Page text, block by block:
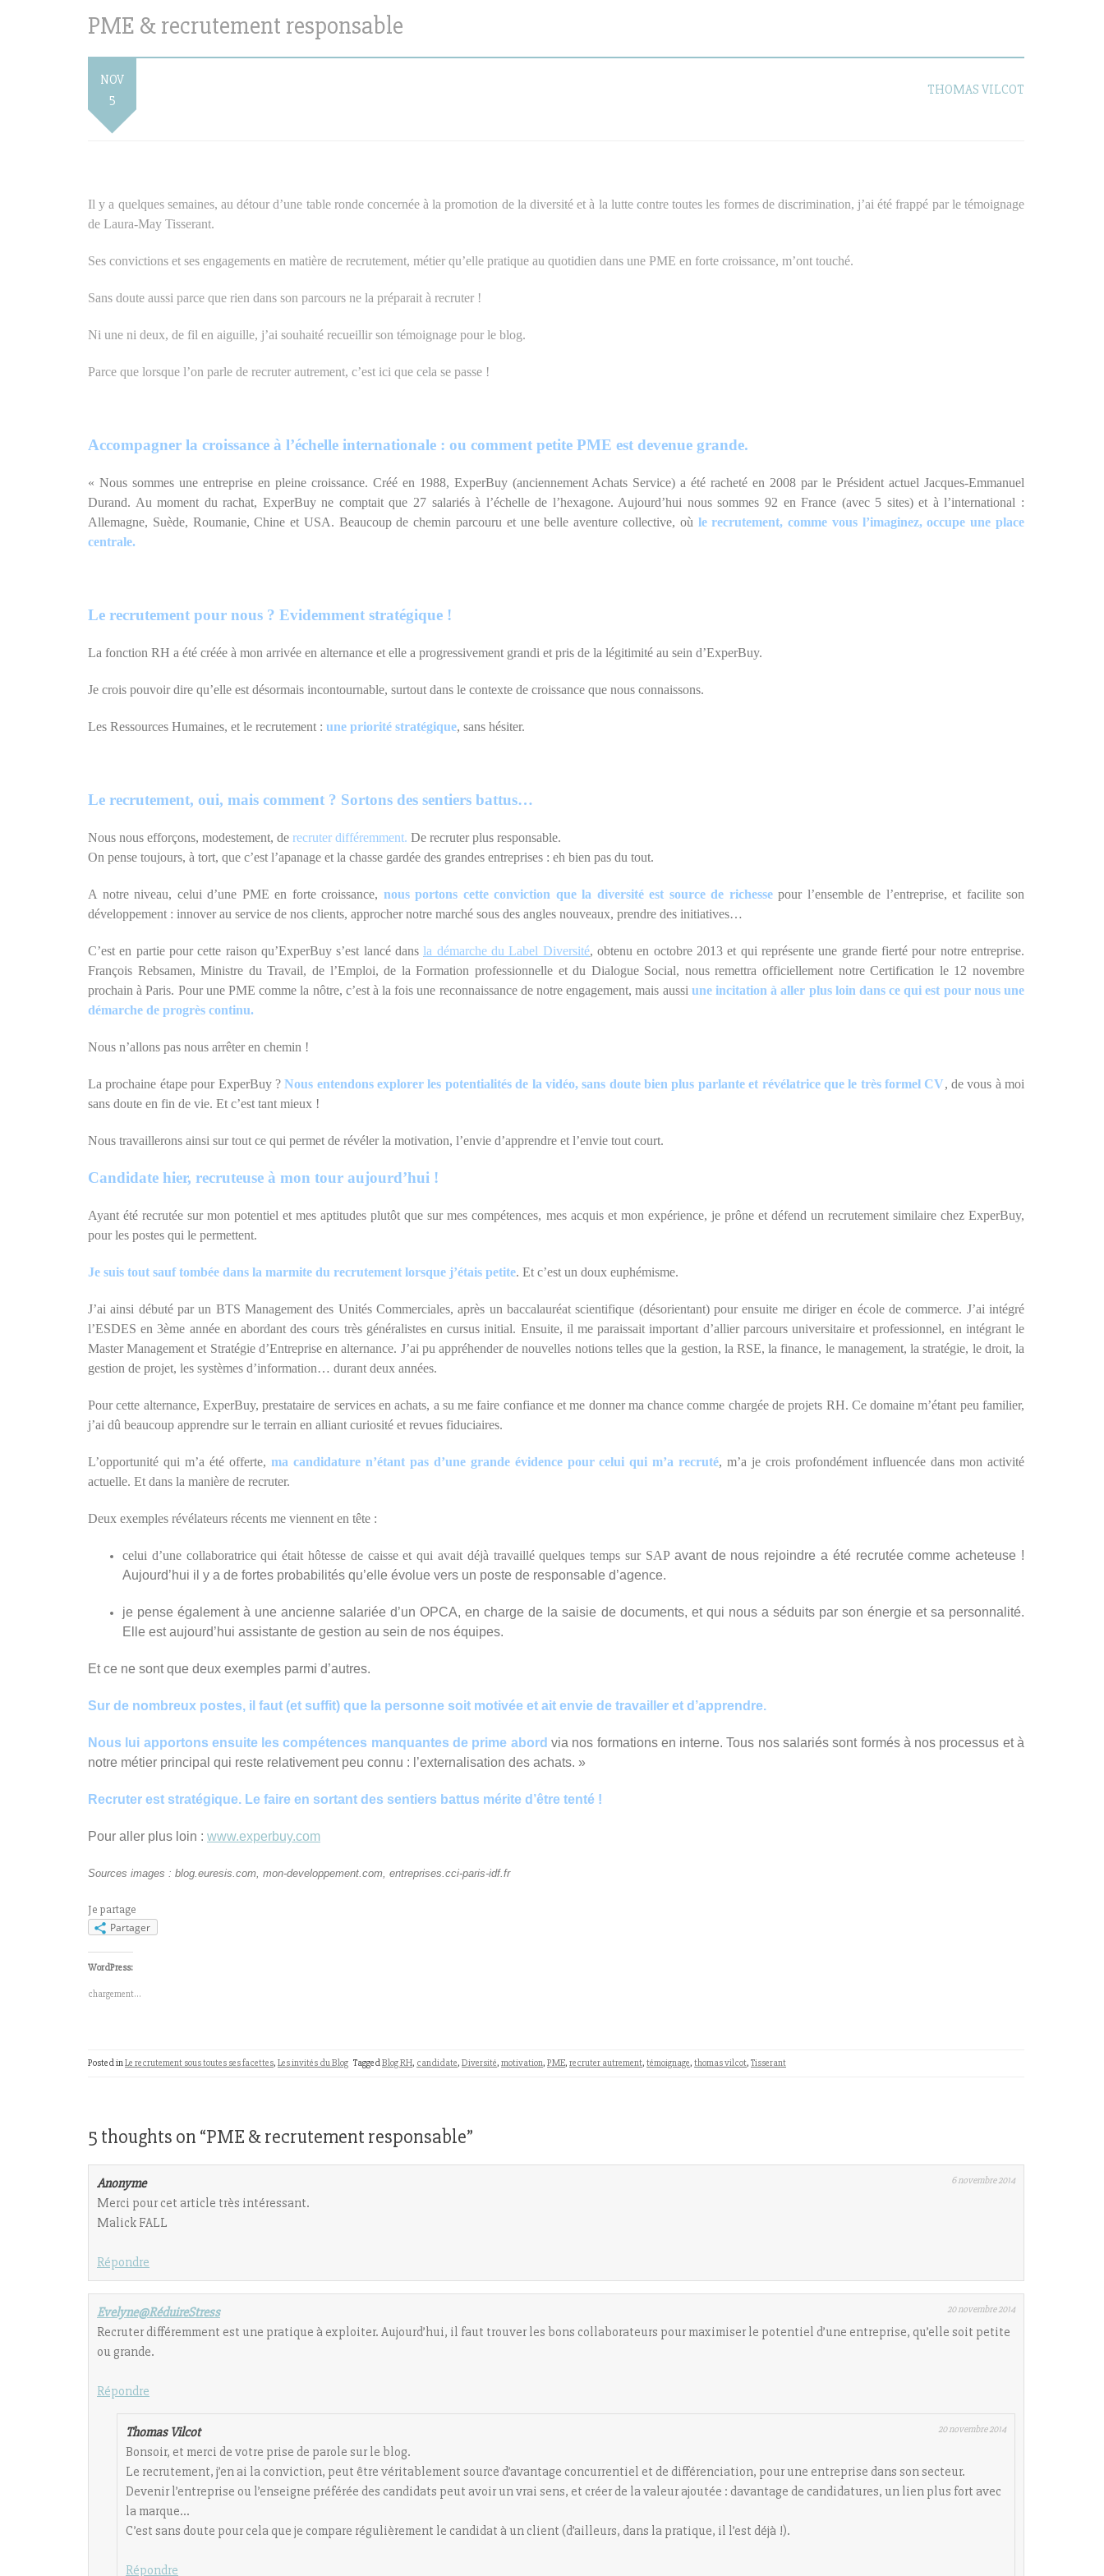
PME & recrutement responsable
NOV
5
THOMAS VILCOT
Il y a quelques semaines, au détour d’une table ronde concernée à la promotion de la diversité et à la lutte contre toutes les formes de discrimination, j’ai été frappé par le témoignage
de Laura-May Tisserant.
Ses convictions et ses engagements en matière de recrutement, métier qu’elle pratique au quotidien dans une PME en forte croissance, m’ont touché.
Sans doute aussi parce que rien dans son parcours ne la préparait à recruter !
Ni une ni deux, de fil en aiguille, j’ai souhaité recueillir son témoignage pour le blog.
Parce que lorsque l’on parle de recruter autrement, c’est ici que cela se passe !
Accompagner la croissance à l’échelle internationale : ou comment petite PME est devenue grande.
« Nous sommes une entreprise en pleine croissance. Créé en 1988, ExperBuy (anciennement Achats Service) a été racheté en 2008 par le Président actuel Jacques-Emmanuel
Durand. Au moment du rachat, ExperBuy ne comptait que 27 salariés à l’échelle de l’hexagone. Aujourd’hui nous sommes 92 en France (avec 5 sites) et à l’international :
Allemagne, Suède, Roumanie, Chine et USA. Beaucoup de chemin parcouru et une belle aventure collective, où le recrutement, comme vous l’imaginez, occupe une place
centrale.
Le recrutement pour nous ? Evidemment stratégique !
La fonction RH a été créée à mon arrivée en alternance et elle a progressivement grandi et pris de la légitimité au sein d’ExperBuy.
Je crois pouvoir dire qu’elle est désormais incontournable, surtout dans le contexte de croissance que nous connaissons.
Les Ressources Humaines, et le recrutement : une priorité stratégique, sans hésiter.
Le recrutement, oui, mais comment ? Sortons des sentiers battus…
Nous nous efforçons, modestement, de recruter différemment. De recruter plus responsable.
On pense toujours, à tort, que c’est l’apanage et la chasse gardée des grandes entreprises : eh bien pas du tout.
A notre niveau, celui d’une PME en forte croissance, nous portons cette conviction que la diversité est source de richessepour l’ensemble de l’entreprise, et facilite son
développement : innover au service de nos clients, approcher notre marché sous des angles nouveaux, prendre des initiatives…
C’est en partie pour cette raison qu’ExperBuy s’est lancé dansla démarche du Label Diversité, obtenu en octobre 2013 et qui représente une grande fierté pour notre entreprise.
François Rebsamen, Ministre du Travail, de l’Emploi, de la Formation professionnelle et du Dialogue Social, nous remettra officiellement notre Certification le 12 novembre
prochain à Paris. Pour une PME comme la nôtre, c’est à la fois une reconnaissance de notre engagement, mais aussi une incitation à aller plus loin dans ce qui est pour nous une
démarche de progrès continu.
Nous n’allons pas nous arrêter en chemin !
La prochaine étape pour ExperBuy ?Nous entendons explorer les potentialités de la vidéo, sans doute bien plus parlante et révélatrice que le très formel CV, de vous à moi
sans doute en fin de vie. Et c’est tant mieux !
Nous travaillerons ainsi sur tout ce qui permet de révéler la motivation, l’envie d’apprendre et l’envie tout court.
Candidate hier, recruteuse à mon tour aujourd’hui !
Ayant été recrutée sur mon potentiel et mes aptitudes plutôt que sur mes compétences, mes acquis et mon expérience, je prône et défend un recrutement similaire chez ExperBuy,
pour les postes qui le permettent.
Je suis tout sauf tombée dans la marmite du recrutement lorsque j’étais petite. Et c’est un doux euphémisme.
J’ai ainsi débuté par un BTS Management des Unités Commerciales, après un baccalauréat scientifique (désorientant) pour ensuite me diriger en école de commerce. J’ai intégré
l’ESDES en 3ème année en abordant des cours très généralistes en cursus initial. Ensuite, il me paraissait important d’allier parcours universitaire et professionnel, en intégrant le
Master Management et Stratégie d’Entreprise en alternance. J’ai pu appréhender de nouvelles notions telles que la gestion, la RSE, la finance, le management, la stratégie, le droit, la
gestion de projet, les systèmes d’information… durant deux années.
Pour cette alternance, ExperBuy, prestataire de services en achats, a su me faire confiance et me donner ma chance comme chargée de projets RH. Ce domaine m’étant peu familier,
j’ai dû beaucoup apprendre sur le terrain en alliant curiosité et revues fiduciaires.
L’opportunité qui m’a été offerte, ma candidature n’étant pas d’une grande évidence pour celui qui m’a recruté, m’a je crois profondément influencée dans mon activité
actuelle. Et dans la manière de recruter.
Deux exemples révélateurs récents me viennent en tête :
celui d’une collaboratrice qui était hôtesse de caisse et qui avait déjà travaillé quelques temps sur SAP avant de nous rejoindre a été recrutée comme acheteuse !
Aujourd’hui il y a de fortes probabilités qu’elle évolue vers un poste de responsable d’agence.
je pense également à une ancienne salariée d’un OPCA, en charge de la saisie de documents, et qui nous a séduits par son énergie et sa personnalité.
Elle est aujourd’hui assistante de gestion au sein de nos équipes.
Et ce ne sont que deux exemples parmi d’autres.
Sur de nombreux postes, il faut (et suffit) que la personne soit motivée et ait envie de travailler et d’apprendre.
Nous lui apportons ensuite les compétences manquantes de prime abord via nos formations en interne. Tous nos salariés sont formés à nos processus et à
notre métier principal qui reste relativement peu connu : l’externalisation des achats. »
Recruter est stratégique. Le faire en sortant des sentiers battus mérite d’être tenté !
Pour aller plus loin : www.experbuy.com
Sources images : blog.euresis.com, mon-developpement.com, entreprises.cci-paris-idf.fr
Je partage
Partager
WordPress:
chargement…
Posted inLe recrutement sous toutes ses facettes, Les invités du Blog TaggedBlog RH, candidate, Diversité, motivation, PME, recruter autrement, témoignage, thomas vilcot, Tisserant
5 thoughts on “PME & recrutement responsable”
Anonyme 6 novembre 2014
Merci pour cet article très intéressant.
Malick FALL
Répondre
Evelyne@RéduireStress 20 novembre 2014
Recruter différemment est une pratique à exploiter. Aujourd’hui, il faut trouver les bons collaborateurs pour maximiser le potentiel d’une entreprise, qu’elle soit petite
ou grande.
Répondre
Thomas Vilcot 20 novembre 2014
Bonsoir, et merci de votre prise de parole sur le blog.
Le recrutement, j’en ai la conviction, peut être véritablement source d’avantage concurrentiel et de différenciation, pour une entreprise dans son secteur.
Devenir l’entreprise ou l’enseigne préférée des candidats peut avoir un vrai sens, et créer de la valeur ajoutée : davantage de candidatures, un lien plus fort avec
la marque…
C’est sans doute pour cela que je compare régulièrement le candidat à un client (d’ailleurs, dans la pratique, il l’est déjà !).
Répondre